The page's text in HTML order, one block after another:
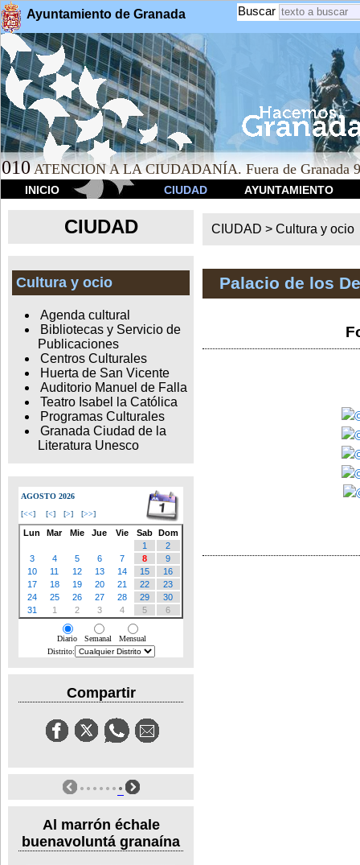
Ayuntamiento de Granada Buscar
010 ATENCION A LA CIUDADANÍA. Fuera de Granada
INICIO CIUDAD AYUNTAMIENTO
CIUDAD
Cultura y ocio
Agenda cultural
Bibliotecas y Servicio de
Publicaciones
Centros Culturales
Huerta de San Vicente
Auditorio Manuel de Falla
Teatro Isabel la Católica
Programas Culturales
Granada Ciudad de la
Literatura Unesco
AGOSTO 2026
[<<] [<] [>] [>>]
Lun Mar Mie Jue Vie Sab
Dom
1
2
3
4 5 6 7 8
9
10
11 12 13 14 15
16
17
18 19 20 21 22
23
24
25 26 27 28 29
30
31
1 2 3 4 5 6
Diario Semanal
Mensual
Distrito:
Compartir
Al marrón échale
buenavoluntá granaína
CIUDAD >Cultura y ocio
Palacio de los